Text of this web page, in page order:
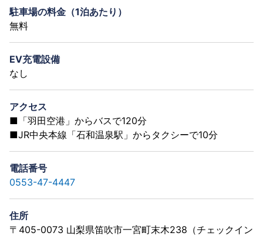
駐車場の料金（1泊あたり）
無料
EV充電設備
なし
アクセス
■「羽田空港」からバスで120分
■JR中央本線「石和温泉駅」からタクシーで10分
電話番号
0553-47-4447
住所
〒405-0073 山梨県笛吹市一宮町末木238（チェックイン